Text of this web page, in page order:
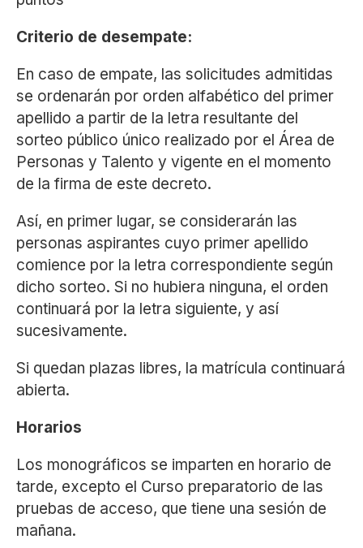
Criterio de desempate:
En caso de empate, las solicitudes admitidas
se ordenarán por orden alfabético del primer
apellido a partir de la letra resultante del
sorteo público único realizado por el Área de
Personas y Talento y vigente en el momento
de la firma de este decreto.
Así, en primer lugar, se considerarán las
personas aspirantes cuyo primer apellido
comience por la letra correspondiente según
dicho sorteo. Si no hubiera ninguna, el orden
continuará por la letra siguiente, y así
sucesivamente.
Si quedan plazas libres, la matrícula continuará
abierta.
Horarios
Los monográficos se imparten en horario de
tarde, excepto el Curso preparatorio de las
pruebas de acceso, que tiene una sesión de
mañana.